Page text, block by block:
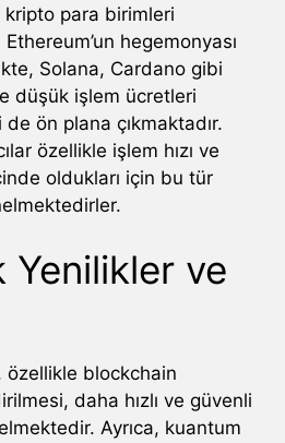
kripto para birimleri
hegemonyası
Solana, Cardano gibi
düşük işlem ücretleri
ön plana çıkmaktadır.
özellikle işlem hızı ve
oldukları için bu tür
Yenilikler ve
özellikle blockchain
daha hızlı ve güvenli
Ayrıca, kuantum